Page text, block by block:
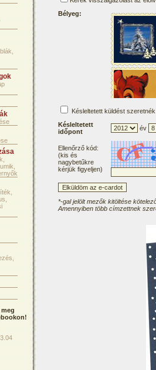
Bélyeg:
Késleltetett küldést szeretnék
Késleltetett
időpont
év
Ellenőrző kód:
(kis és
nagybetűkre
kérjük figyeljen)
*-gal jelölt mezők kitöltése
Amennyiben több címzettnek